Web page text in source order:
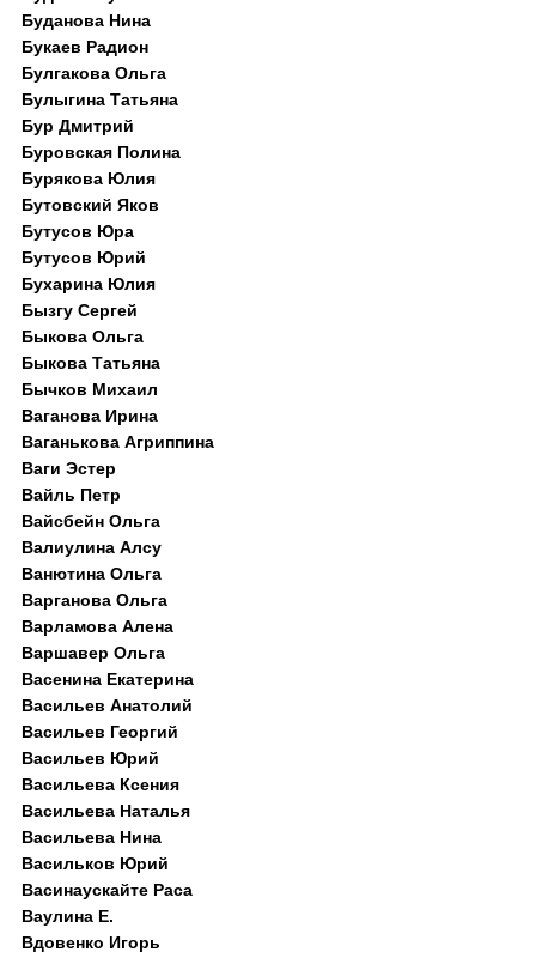
Буданова Нина
Букаев Радион
Булгакова Ольга
Булыгина Татьяна
Бур Дмитрий
Буровская Полина
Бурякова Юлия
Бутовский Яков
Бутусов Юра
Бутусов Юрий
Бухарина Юлия
Бызгу Сергей
Быкова Ольга
Быкова Татьяна
Бычков Михаил
Ваганова Ирина
Ваганькова Агриппина
Ваги Эстер
Вайль Петр
Вайсбейн Ольга
Валиулина Алсу
Ванютина Ольга
Варганова Ольга
Варламова Алена
Варшавер Ольга
Васенина Екатерина
Васильев Анатолий
Васильев Георгий
Васильев Юрий
Васильева Ксения
Васильева Наталья
Васильева Нина
Васильков Юрий
Васинаускайте Раса
Ваулина Е.
Вдовенко Игорь